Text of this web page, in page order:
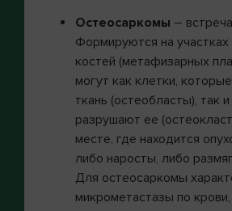
Остеосаркомы –
Формируются на участках
костей (метафизарных
могут как клетки,
ткань (остеобласты), так
разрушают ее
месте, где находится
либо наросты, либо
Для остеосаркомы
микрометастазы по